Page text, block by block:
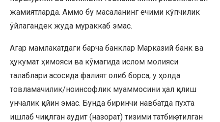
жамиятларда. Аммо бу масаланинг ечими кўпчилик
ўйлагандек жуда мураккаб эмас.
Агар мамлакатдаги барча банклар Марказий банк ва
ҳукумат ҳимояси ва кўмагида ислом молияси
талаблари асосида фалият олиб борса, у ҳолда
товламачилик/ноинсофлик муаммосини ҳал қилиш
унчалик қийин эмас. Бунда биринчи навбатда пухта
ишлаб чиқилган аудит (назорат) тизими татбиқ этилган